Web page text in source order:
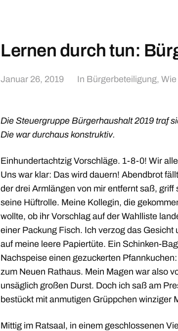
Lernen durch tun:
Januar 26, 2019 In Bürgerbeteiligung,
Die Steuergruppe Bürgerhaushalt 2019 traf
Die war durchaus konstruktiv.
Einhundertachtzig Vorschläge. 1-8-0! Wir
Uns war klar: Das wird dauern! Abendbrot
der drei Armlängen von mir entfernt saß, griff
seine Hüftrolle. Meine Kollegin, die
wollte, ob ihr Vorschlag auf der Wahlliste
einer Packung Fisch. Ich verzog das Gesicht
auf meine leere Papiertüte. Ein Schinken-
Nachspeise einen gezuckerten
zum Neuen Rathaus. Mein Magen war also
unsäglich großen Durst. Doch ich saß am
bestückt mit anmutigen Grüppchen winziger
Mittig im Ratsaal, in einem geschlossenen